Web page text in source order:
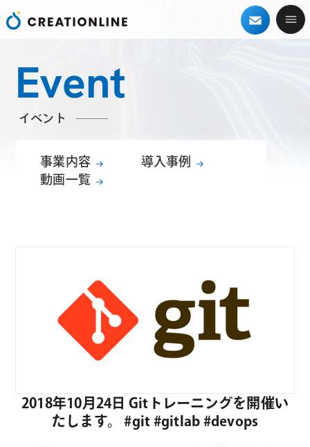
Event
イベント
事業内容
導入事例
動画一覧
2018年10月24日 Gitトレーニングを開催い
たします。 #git #gitlab #devops